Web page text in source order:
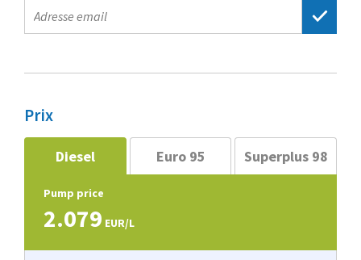
E-
mail
Prix
Diesel Euro 95 Superplus 98
Pump price
2.079 EUR/L